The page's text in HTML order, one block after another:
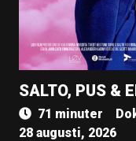
SALTO, PUS &
71 minuter
28 augusti, 2026